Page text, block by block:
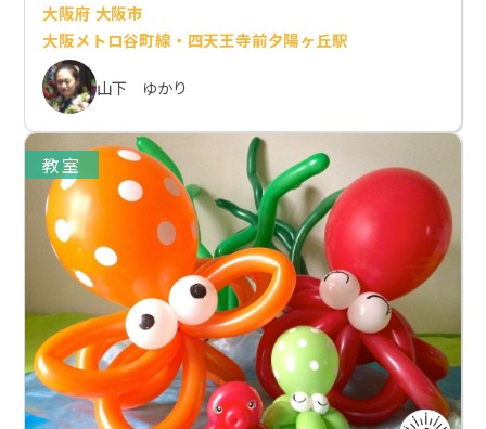
大阪府 大阪市
大阪メトロ谷町線・四天王寺前夕陽ヶ丘駅
山下 ゆかり
教室